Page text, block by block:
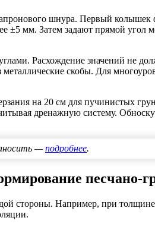
шнура. Первый колышек
мм. Затем задают прямой угол
Расхождение значений не
скобы. Для
на 20 см для пучинистых
дренажную систему.
—подробнее.
песчано-
стороны. Например, при